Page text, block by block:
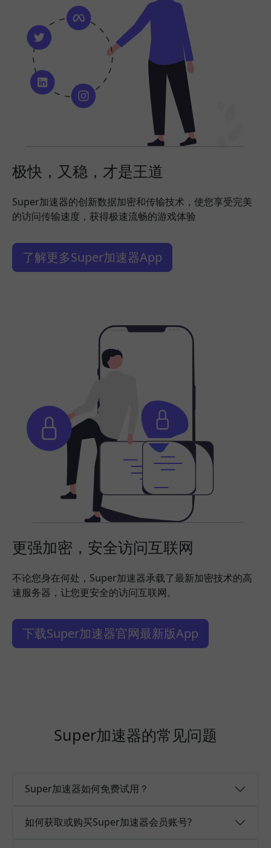
极快，又稳，才是王道
Super加速器的创新数据加密和传输技术，使您享受完美
的访问传输速度，获得极速流畅的游戏体验
了解更多Super加速器App
更强加密，安全访问互联网
不论您身在何处，Super加速器承载了最新加密技术的高
速服务器，让您更安全的访问互联网。
下载Super加速器官网最新版App
Super加速器的常见问题
Super加速器如何免费试用？
如何获取或购买Super加速器会员账号?